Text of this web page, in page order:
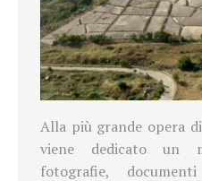
Alla più grande opera
viene dedicato un
fotografie,